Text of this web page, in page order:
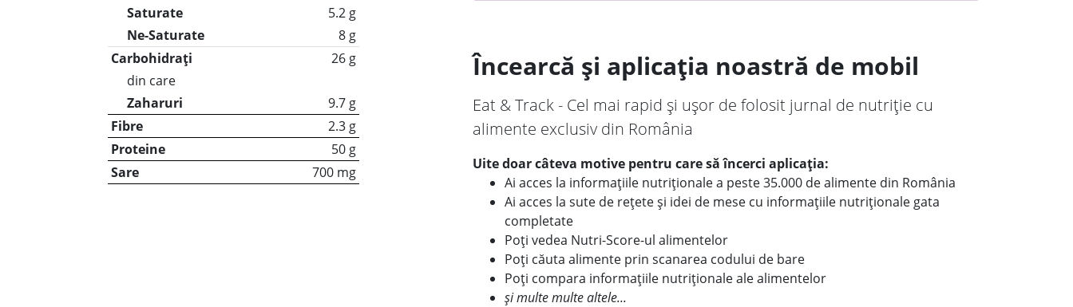
Saturate
5.2 g
Ne-Saturate
8 g
Carbohidrați
26 g
din care
Zaharuri
9.7 g
Fibre
2.3 g
Proteine
50 g
Sare
700 mg
Încearcă și aplicația noastră de mobil
Eat & Track - Cel mai rapid și ușor de folosit jurnal de nutriție cu
alimente exclusiv din România
Uite doar câteva motive pentru care să încerci aplicația:
Ai acces la informațiile nutriționale a peste 35.000 de alimente din România
Ai acces la sute de rețete și idei de mese cu informațiile nutriționale gata
completate
Poți vedea Nutri-Score-ul alimentelor
Poți căuta alimente prin scanarea codului de bare
Poți compara informațiile nutriționale ale alimentelor
și multe multe altele...